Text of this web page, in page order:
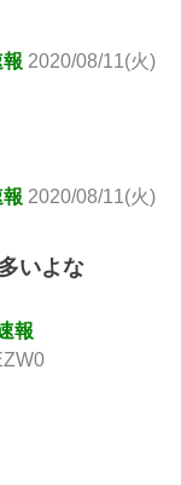
2020/08/11(火)
2020/08/11(火)
いよな
報